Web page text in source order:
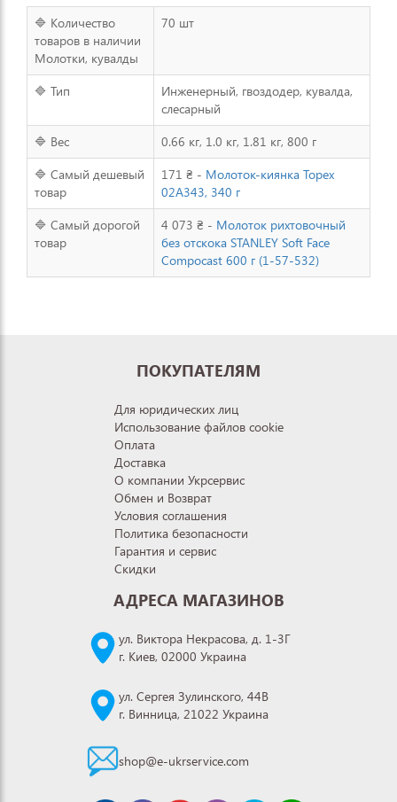
🔷 Количество
товаров в наличии
Молотки, кувалды
70 шт
🔷 Тип
Инженерный, гвоздодер, кувалда,
слесарный
🔷 Вес
0.66 кг, 1.0 кг, 1.81 кг, 800 г
🔷 Самый дешевый
товар
171 ₴ - Молоток-киянка Topex
02A343, 340 г
🔷 Самый дорогой
товар
4 073 ₴ - Молоток рихтовочный
без отскока STANLEY Soft Face
Compocast 600 г (1-57-532)
ПОКУПАТЕЛЯМ
Для юридических лиц
Использование файлов cookie
Оплата
Доставка
О компании Укрсервис
Обмен и Возврат
Условия соглашения
Политика безопасности
Гарантия и сервис
Скидки
АДРЕСА МАГАЗИНОВ
ул. Виктора Некрасова, д. 1-3Г
г. Киев, 02000 Украина
ул. Сергея Зулинского, 44В
г. Винница, 21022 Украина
shop@e-ukrservice.com